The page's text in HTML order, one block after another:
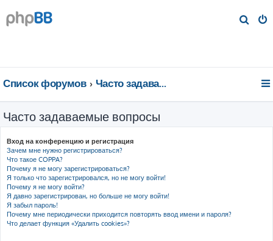
Список форумов Часто задаваемые вопросы
Часто задаваемые вопросы
Вход на конференцию и регистрация
Зачем мне нужно регистрироваться?
Что такое COPPA?
Почему я не могу зарегистрироваться?
Я только что зарегистрировался, но не могу войти!
Почему я не могу войти?
Я давно зарегистрирован, но больше не могу войти!
Я забыл пароль!
Почему мне периодически приходится повторять ввод имени и пароля?
Что делает функция «Удалить cookies»?